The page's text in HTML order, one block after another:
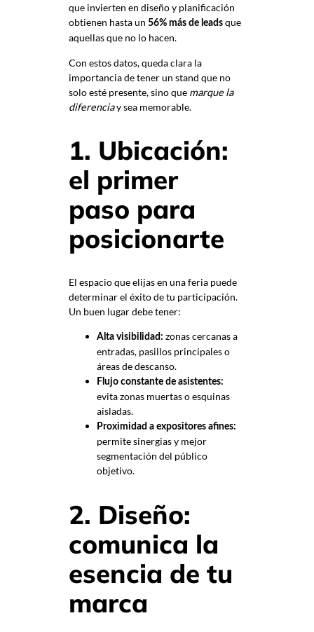
que invierten en diseño y planificación
obtienen hasta un 56% más de leads que
aquellas que no lo hacen.
Con estos datos, queda clara la
importancia de tener un stand que no
solo esté presente, sino que marque la
diferenciay sea memorable.
1. Ubicación:
el primer
paso para
posicionarte
El espacio que elijas en una feria puede
determinar el éxito de tu participación.
Un buen lugar debe tener:
Alta visibilidad: zonas cercanas a
entradas, pasillos principales o
áreas de descanso.
Flujo constante de asistentes:
evita zonas muertas o esquinas
aisladas.
Proximidad a expositores afines:
permite sinergias y mejor
segmentación del público
objetivo.
2. Diseño:
comunica la
esencia de tu
marca